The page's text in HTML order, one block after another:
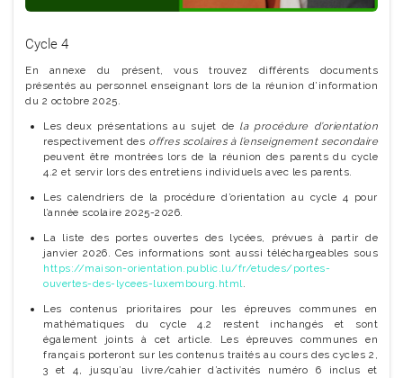
Cycle 4
En annexe du présent, vous trouvez différents documents
présentés au personnel enseignant lors de la réunion d’information
du 2 octobre 2025.
Les deux présentations au sujet de la procédure d’orientation
respectivement des offres scolaires à l’enseignement secondaire
peuvent être montrées lors de la réunion des parents du cycle
4.2 et servir lors des entretiens individuels avec les parents.
Les calendriers de la procédure d’orientation au cycle 4 pour
l’année scolaire 2025-2026.
La liste des portes ouvertes des lycées, prévues à partir de
janvier 2026. Ces informations sont aussi téléchargeables sous
https://maison-orientation.public.lu/fr/etudes/portes-
ouvertes-des-lycees-luxembourg.html.
Les contenus prioritaires pour les épreuves communes en
mathématiques du cycle 4.2 restent inchangés et sont
également joints à cet article. Les épreuves communes en
français porteront sur les contenus traités au cours des cycles 2,
3 et 4, jusqu’au livre/cahier d’activités numéro 6 inclus et